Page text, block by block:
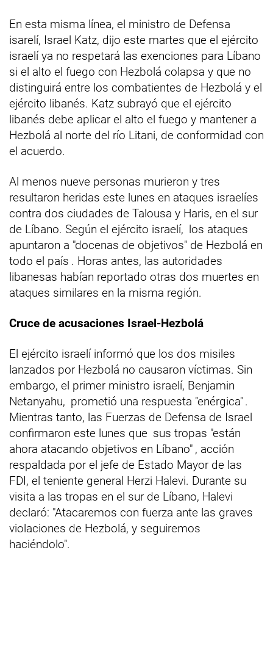
En esta misma línea, el ministro de Defensa
isarelí, Israel Katz, dijo este martes que el ejército
israelí ya no respetará las exenciones para Líbano
si el alto el fuego con Hezbolá colapsa y que no
distinguirá entre los combatientes de Hezbolá y el
ejército libanés. Katz subrayó que el ejército
libanés debe aplicar el alto el fuego y mantener a
Hezbolá al norte del río Litani, de conformidad con
el acuerdo.
Al menos nueve personas murieron y tres
resultaron heridas este lunes en ataques israelíes
contra dos ciudades de Talousa y Haris, en el sur
de Líbano. Según el ejército israelí, los ataques
apuntaron a "docenas de objetivos" de Hezbolá en
todo el país . Horas antes, las autoridades
libanesas habían reportado otras dos muertes en
ataques similares en la misma región.
Cruce de acusaciones Israel-Hezbolá
El ejército israelí informó que los dos misiles
lanzados por Hezbolá no causaron víctimas. Sin
embargo, el primer ministro israelí, Benjamin
Netanyahu, prometió una respuesta "enérgica".
Mientras tanto, las Fuerzas de Defensa de Israel
confirmaron este lunes que sus tropas "están
ahora atacando objetivos en Líbano" , acción
respaldada por el jefe de Estado Mayor de las
FDI, el teniente general Herzi Halevi. Durante su
visita a las tropas en el sur de Líbano, Halevi
declaró: "Atacaremos con fuerza ante las graves
violaciones de Hezbolá, y seguiremos
haciéndolo".